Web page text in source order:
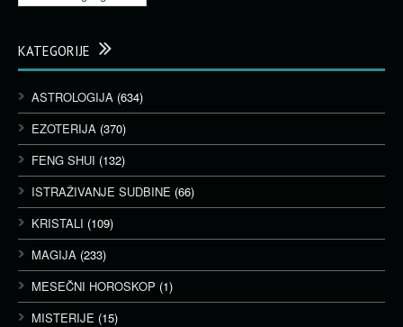
KATEGORIJE
ASTROLOGIJA (634)
EZOTERIJA (370)
FENG SHUI (132)
ISTRAŽIVANJE SUDBINE (66)
KRISTALI (109)
MAGIJA (233)
MESEČNI HOROSKOP (1)
MISTERIJE (15)